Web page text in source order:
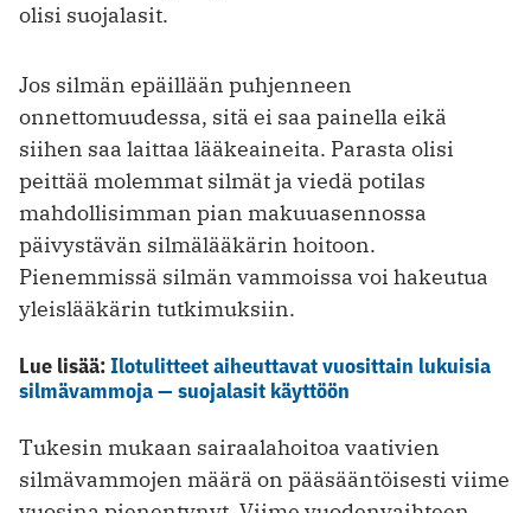
olisi suojalasit.
Jos silmän epäillään puhjenneen
onnettomuudessa, sitä ei saa painella eikä
siihen saa laittaa lääkeaineita. Parasta olisi
peittää molemmat silmät ja viedä potilas
mahdollisimman pian makuuasennossa
päivystävän silmälääkärin hoitoon.
Pienemmissä silmän vammoissa voi hakeutua
yleislääkärin tutkimuksiin.
Lue lisää:Ilotulitteet aiheuttavat vuosittain lukuisia
silmävammoja — suojalasit käyttöön
Tukesin mukaan sairaalahoitoa vaativien
silmävammojen määrä on pääsääntöisesti viime